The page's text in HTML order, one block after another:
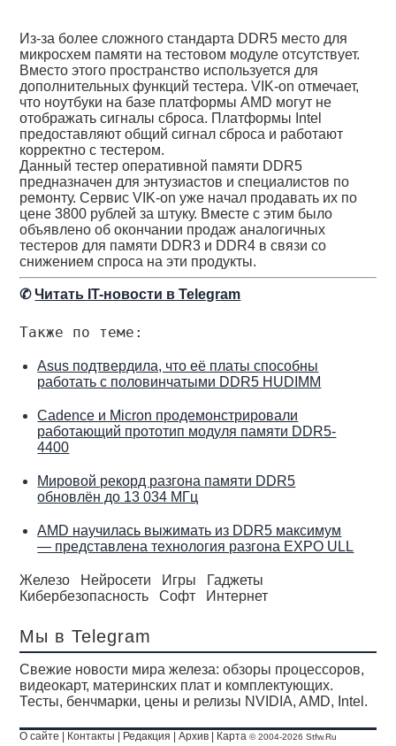
Из-за более сложного стандарта DDR5 место для
микросхем памяти на тестовом модуле отсутствует.
Вместо этого пространство используется для
дополнительных функций тестера. VIK-on отмечает,
что ноутбуки на базе платформы AMD могут не
отображать сигналы сброса. Платформы Intel
предоставляют общий сигнал сброса и работают
корректно с тестером.
Данный тестер оперативной памяти DDR5
предназначен для энтузиастов и специалистов по
ремонту. Сервис VIK-on уже начал продавать их по
цене 3800 рублей за штуку. Вместе с этим было
объявлено об окончании продаж аналогичных
тестеров для памяти DDR3 и DDR4 в связи со
снижением спроса на эти продукты.
✆Читать IT-новости в Telegram
Также по теме:
Asus подтвердила, что её платы способны
работать с половинчатыми DDR5 HUDIMM
Cadence и Micron продемонстрировали
работающий прототип модуля памяти DDR5-
4400
Мировой рекорд разгона памяти DDR5
обновлён до 13 034 МГц
AMD научилась выжимать из DDR5 максимум
— представлена технология разгона EXPO ULL
Железо Нейросети Игры
Гаджеты
Кибербезопасность
Софт Интернет
Мы в Telegram
Свежие новости мира железа: обзоры процессоров,
видеокарт, материнских плат и комплектующих.
Тесты, бенчмарки, цены и релизы NVIDIA, AMD, Intel.
О сайте Контакты Редакция |Архив Карта © 2004-2026 Stfw.Ru